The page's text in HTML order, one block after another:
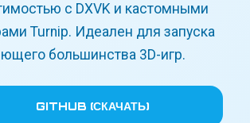
с DXVK и кастомными
Turnip. Идеален для запуска
большинства 3D-игр.
GITHUB (СКАЧАТЬ)